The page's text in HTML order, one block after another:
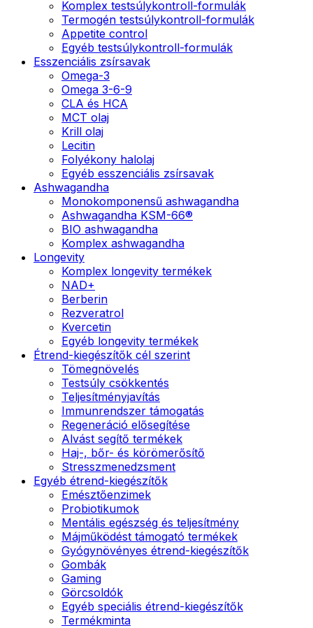
Komplex testsúlykontroll-formulák
Termogén testsúlykontroll-formulák
Appetite control
Egyéb testsúlykontroll-formulák
Esszenciális zsírsavak
Omega-3
Omega 3-6-9
CLA és HCA
MCT olaj
Krill olaj
Lecitin
Folyékony halolaj
Egyéb esszenciális zsírsavak
Ashwagandha
Monokomponensű ashwagandha
Ashwagandha KSM-66®
BIO ashwagandha
Komplex ashwagandha
Longevity
Komplex longevity termékek
NAD+
Berberin
Rezveratrol
Kvercetin
Egyéb longevity termékek
Étrend-kiegészítők cél szerint
Tömegnövelés
Testsúly csökkentés
Teljesítményjavítás
Immunrendszer támogatás
Regeneráció elősegítése
Alvást segítő termékek
Haj-, bőr- és körömerősítő
Stresszmenedzsment
Egyéb étrend-kiegészítők
Emésztőenzimek
Probiotikumok
Mentális egészség és teljesítmény
Májműködést támogató termékek
Gyógynövényes étrend-kiegészítők
Gombák
Gaming
Görcsoldók
Egyéb speciális étrend-kiegészítők
Termékminta